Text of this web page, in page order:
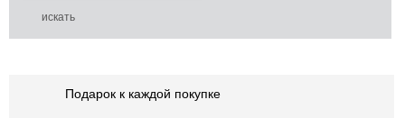
Подарок к каждой покупке